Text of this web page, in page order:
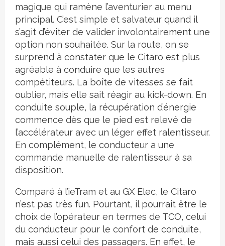
magique qui ramène l’aventurier au menu
principal. C’est simple et salvateur quand il
s’agit d’éviter de valider involontairement une
option non souhaitée. Sur la route, on se
surprend à constater que le Citaro est plus
agréable à conduire que les autres
compétiteurs. La boîte de vitesses se fait
oublier, mais elle sait réagir au kick-down. En
conduite souple, la récupération d’énergie
commence dès que le pied est relevé de
l’accélérateur avec un léger effet ralentisseur.
En complément, le conducteur a une
commande manuelle de ralentisseur à sa
disposition.
Comparé à l’ieTram et au GX Elec, le Citaro
n’est pas très fun. Pourtant, il pourrait être le
choix de l’opérateur en termes de TCO, celui
du conducteur pour le confort de conduite,
mais aussi celui des passagers. En effet, le